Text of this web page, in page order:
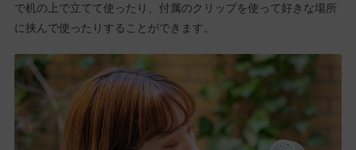
で机の上で立てて使ったり、付属のクリップを使って好きな場所
に挟んで使ったりすることができます。